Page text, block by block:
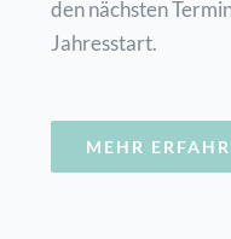
den nächsten
Jahresstart.
MEHR